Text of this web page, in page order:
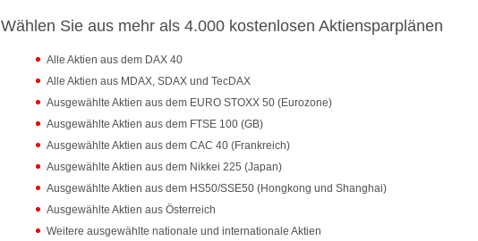
Wählen Sie aus mehr als 4.000 kostenlosen Aktiensparplänen
Alle Aktien aus dem DAX 40
Alle Aktien aus MDAX, SDAX und TecDAX
Ausgewählte Aktien aus dem EURO STOXX 50 (Eurozone)
Ausgewählte Aktien aus dem FTSE 100 (GB)
Ausgewählte Aktien aus dem CAC 40 (Frankreich)
Ausgewählte Aktien aus dem Nikkei 225 (Japan)
Ausgewählte Aktien aus dem HS50/SSE50 (Hongkong und Shanghai)
Ausgewählte Aktien aus Österreich
Weitere ausgewählte nationale und internationale Aktien